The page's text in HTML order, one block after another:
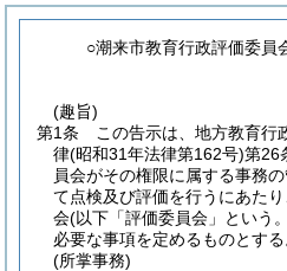
○潮来市教育行政評価委員
(趣旨)
第1条
この告示は、地方教育行
律(昭和31年法律第162号)第26
員会がその権限に属する事務
て点検及び評価を行うにあた
会(以下「評価委員会」という
必要な事項を定めるものとする
(所掌事務)